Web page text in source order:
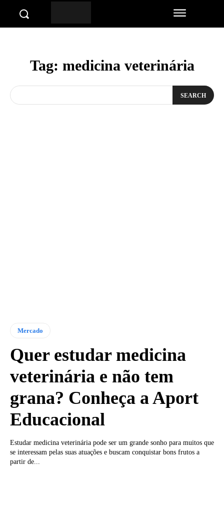
Tag: medicina veterinária
SEARCH
Mercado
Quer estudar medicina
veterinária e não tem
grana? Conheça a Aport
Educacional
Estudar medicina veterinária pode ser um grande sonho para muitos que
se interessam pelas suas atuações e buscam conquistar bons frutos a
partir de...